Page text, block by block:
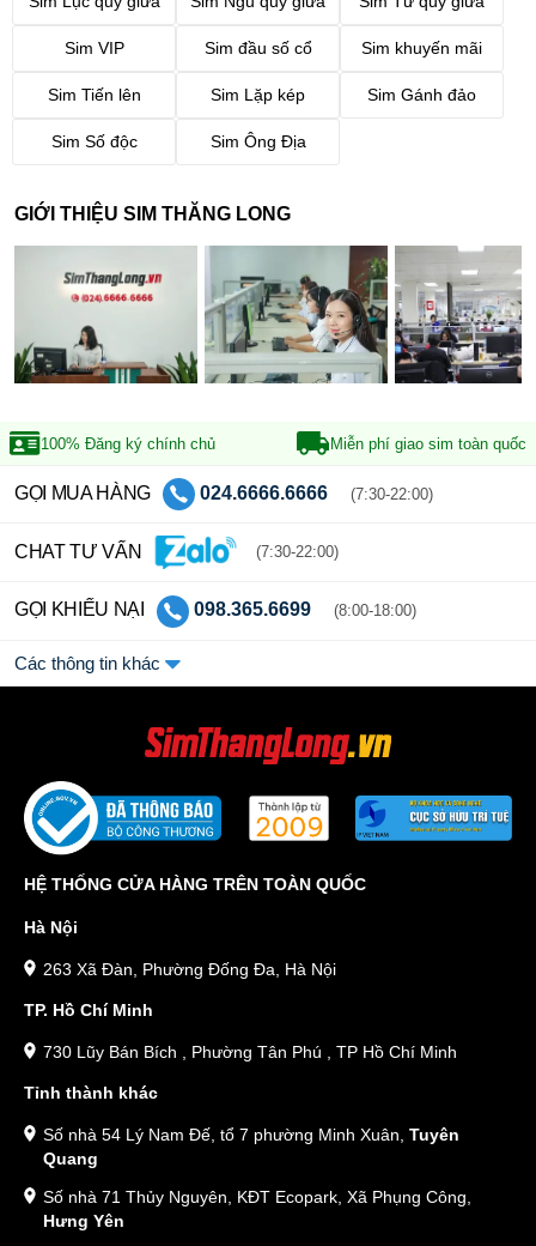
Sim VIP Sim đầu số cổ Sim khuyến mãi
Sim Tiến lên Sim Lặp kép Sim Gánh đảo
Sim Số độc Sim Ông Địa
GIỚI THIỆU SIM THĂNG LONG
100% Đăng ký chính chủ Miễn phí giao sim toàn quốc
GỌI MUA HÀNG 024.6666.6666 (7:30-22:00)
CHAT TƯ VẤN (7:30-22:00)
GỌI KHIẾU NẠI 098.365.6699 (8:00-18:00)
Các thông tin khác
HỆ THỐNG CỬA HÀNG TRÊN TOÀN QUỐC
Hà Nội
263 Xã Đàn, Phường Đống Đa, Hà Nội
TP. Hồ Chí Minh
730 Lũy Bán Bích , Phường Tân Phú , TP Hồ Chí Minh
Tỉnh thành khác
Số nhà 54 Lý Nam Đế, tổ 7 phường Minh Xuân, Tuyên
Quang
Số nhà 71 Thủy Nguyên, KĐT Ecopark, Xã Phụng Công,
Hưng Yên